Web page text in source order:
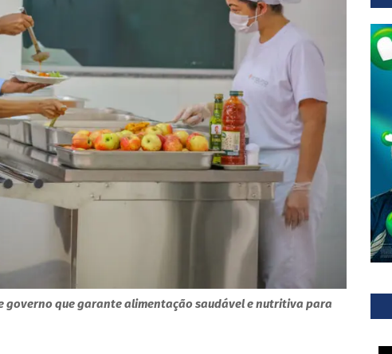
governo que garante alimentação saudável e nutritiva para